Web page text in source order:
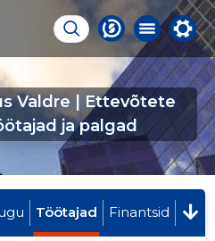
Valdre | Ettevõtete
ja palgad
Töötajad Finantsid